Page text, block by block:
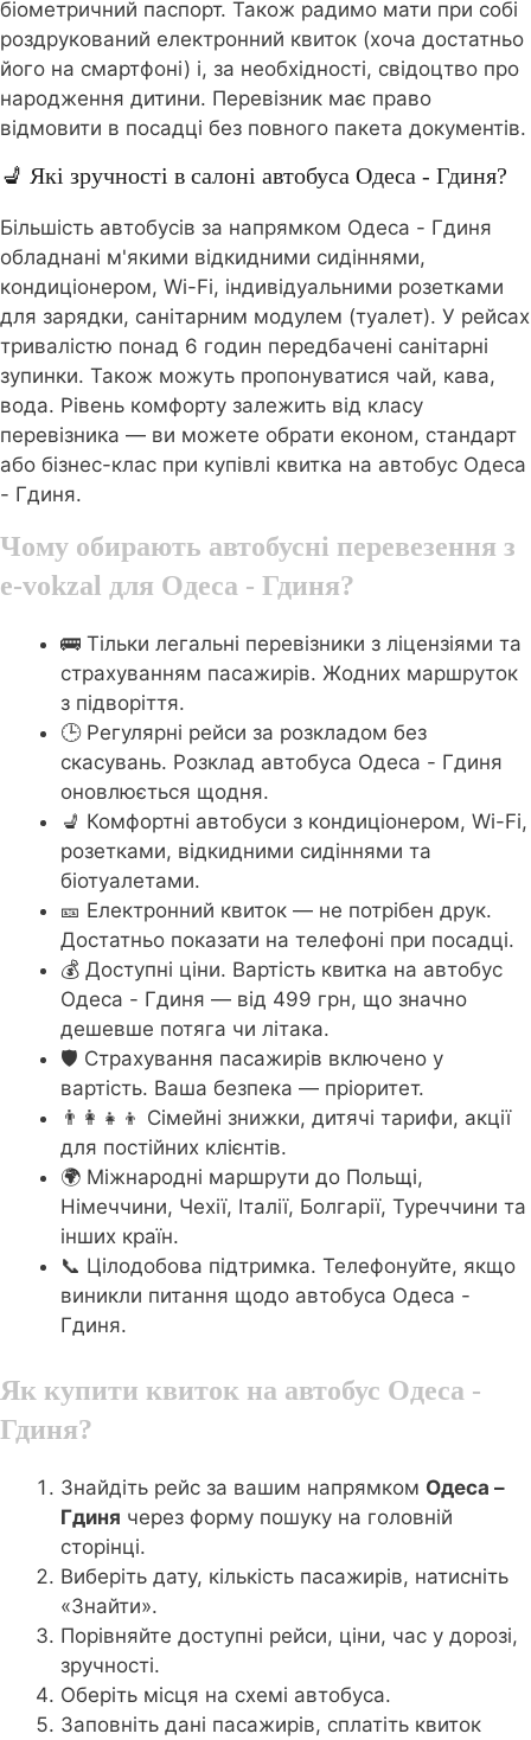
біометричний паспорт. Також радимо мати при собі
роздрукований електронний квиток (хоча достатньо
його на смартфоні) і, за необхідності, свідоцтво про
народження дитини. Перевізник має право
відмовити в посадці без повного пакета документів.
💺 Які зручності в салоні автобуса Одеса - Гдиня?
Більшість автобусів за напрямком Одеса - Гдиня
обладнані м'якими відкидними сидіннями,
кондиціонером, Wi-Fi, індивідуальними розетками
для зарядки, санітарним модулем (туалет). У рейсах
тривалістю понад 6 годин передбачені санітарні
зупинки. Також можуть пропонуватися чай, кава,
вода. Рівень комфорту залежить від класу
перевізника — ви можете обрати економ, стандарт
або бізнес-клас при купівлі квитка на автобус Одеса
- Гдиня.
Чому обирають автобусні перевезення з
e-vokzal для Одеса - Гдиня?
🚌 Тільки легальні перевізники з ліцензіями та
страхуванням пасажирів. Жодних маршруток
з підворіття.
🕒 Регулярні рейси за розкладом без
скасувань. Розклад автобуса Одеса - Гдиня
оновлюється щодня.
💺 Комфортні автобуси з кондиціонером, Wi-Fi,
розетками, відкидними сидіннями та
біотуалетами.
🎫 Електронний квиток — не потрібен друк.
Достатньо показати на телефоні при посадці.
💰 Доступні ціни. Вартість квитка на автобус
Одеса - Гдиня — від 499 грн, що значно
дешевше потяга чи літака.
🛡️ Страхування пасажирів включено у
вартість. Ваша безпека — пріоритет.
👨‍👩‍👧‍👦 Сімейні знижки, дитячі тарифи, акції
для постійних клієнтів.
🌍 Міжнародні маршрути до Польщі,
Німеччини, Чехії, Італії, Болгарії, Туреччини та
інших країн.
📞 Цілодобова підтримка. Телефонуйте, якщо
виникли питання щодо автобуса Одеса -
Гдиня.
Як купити квиток на автобус Одеса -
Гдиня?
Знайдіть рейс за вашим напрямком Одеса –
Гдиня через форму пошуку на головній
сторінці.
Виберіть дату, кількість пасажирів, натисніть
«Знайти».
Порівняйте доступні рейси, ціни, час у дорозі,
зручності.
Оберіть місця на схемі автобуса.
Заповніть дані пасажирів, сплатіть квиток